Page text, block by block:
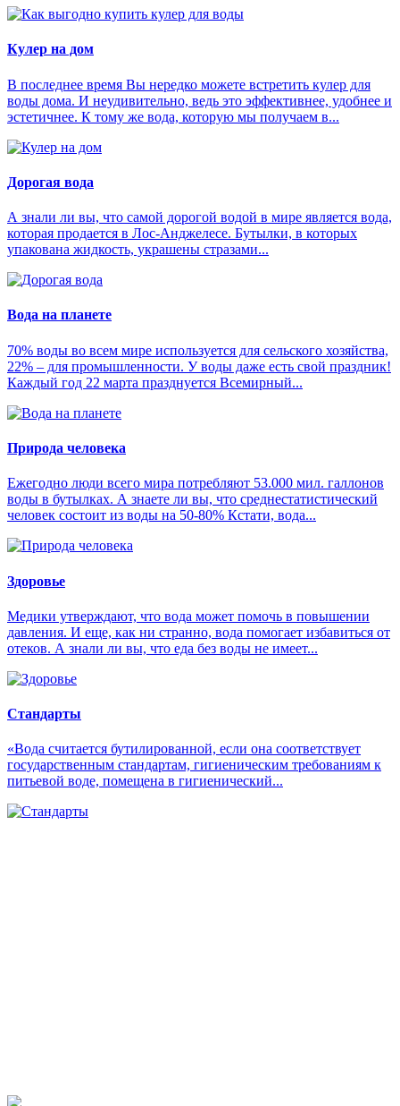
Кулер на дом
В последнее время Вы нередко можете встретить кулер для
воды дома. И неудивительно, ведь это эффективнее, удобнее и
эстетичнее. К тому же вода, которую мы получаем в...
Дорогая вода
А знали ли вы, что самой дорогой водой в мире является вода,
которая продается в Лос-Анджелесе. Бутылки, в которых
упакована жидкость, украшены стразами...
Вода на планете
70% воды во всем мире используется для сельского хозяйства,
22% – для промышленности. У воды даже есть свой праздник!
Каждый год 22 марта празднуется Всемирный...
Природа человека
Ежегодно люди всего мира потребляют 53.000 мил. галлонов
воды в бутылках. А знаете ли вы, что среднестатистический
человек состоит из воды на 50-80% Кстати, вода...
Здоровье
Медики утверждают, что вода может помочь в повышении
давления. И еще, как ни странно, вода помогает избавиться от
отеков. А знали ли вы, что еда без воды не имеет...
Стандарты
«Вода считается бутилированной, если она соответствует
государственным стандартам, гигиеническим требованиям к
питьевой воде, помещена в гигиенический...